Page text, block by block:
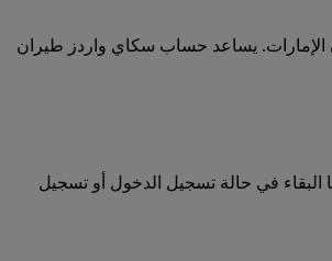
الإمارات. يساعد حساب سكاي واردز طيران
البقاء في حالة تسجيل الدخول أو تسجيل